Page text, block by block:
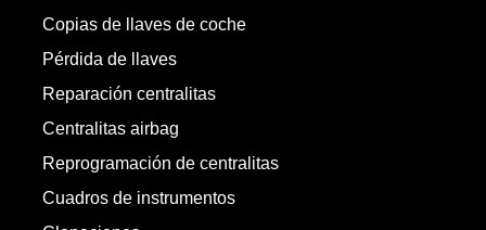
Copias de llaves de coche
Pérdida de llaves
Reparación centralitas
Centralitas airbag
Reprogramación de centralitas
Cuadros de instrumentos